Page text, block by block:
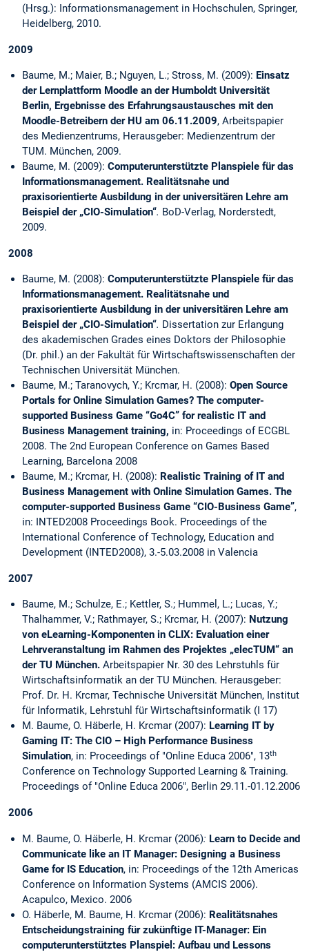
(Hrsg.): Informationsmanagement in Hochschulen, Springer,
Heidelberg, 2010.
2009
Baume, M.; Maier, B.; Nguyen, L.; Stross, M. (2009): Einsatz
der Lernplattform Moodle an der Humboldt Universität
Berlin, Ergebnisse des Erfahrungsaustausches mit den
Moodle-Betreibern der HU am 06.11.2009, Arbeitspapier
des Medienzentrums, Herausgeber: Medienzentrum der
TUM. München, 2009.
Baume, M. (2009): Computerunterstützte Planspiele für das
Informationsmanagement. Realitätsnahe und
praxisorientierte Ausbildung in der universitären Lehre am
Beispiel der „CIO-Simulation“. BoD-Verlag, Norderstedt,
2009.
2008
Baume, M. (2008): Computerunterstützte Planspiele für das
Informationsmanagement. Realitätsnahe und
praxisorientierte Ausbildung in der universitären Lehre am
Beispiel der „CIO-Simulation“. Dissertation zur Erlangung
des akademischen Grades eines Doktors der Philosophie
(Dr. phil.) an der Fakultät für Wirtschaftswissenschaften der
Technischen Universität München.
Baume, M.; Taranovych, Y.; Krcmar, H. (2008): Open Source
Portals for Online Simulation Games? The computer-
supported Business Game “Go4C” for realistic IT and
Business Management training, in: Proceedings of ECGBL
2008. The 2nd European Conference on Games Based
Learning, Barcelona 2008
Baume, M.; Krcmar, H. (2008): Realistic Training of IT and
Business Management with Online Simulation Games. The
computer-supported Business Game “CIO-Business Game”,
in: INTED2008 Proceedings Book. Proceedings of the
International Conference of Technology, Education and
Development (INTED2008), 3.-5.03.2008 in Valencia
2007
Baume, M.; Schulze, E.; Kettler, S.; Hummel, L.; Lucas, Y.;
Thalhammer, V.; Rathmayer, S.; Krcmar, H. (2007): Nutzung
von eLearning-Komponenten in CLIX: Evaluation einer
Lehrveranstaltung im Rahmen des Projektes „elecTUM“ an
der TU München. Arbeitspapier Nr. 30 des Lehrstuhls für
Wirtschaftsinformatik an der TU München. Herausgeber:
Prof. Dr. H. Krcmar, Technische Universität München, Institut
für Informatik, Lehrstuhl für Wirtschaftsinformatik (I 17)
M. Baume, O. Häberle, H. Krcmar (2007): Learning IT by
Gaming IT: The CIO – High Performance Business
Simulation, in: Proceedings of "Online Educa 2006", 13th
Conference on Technology Supported Learning & Training.
Proceedings of "Online Educa 2006", Berlin 29.11.-01.12.2006
2006
M. Baume, O. Häberle, H. Krcmar (2006): Learn to Decide and
Communicate like an IT Manager: Designing a Business
Game for IS Education, in: Proceedings of the 12th Americas
Conference on Information Systems (AMCIS 2006).
Acapulco, Mexico. 2006
O. Häberle, M. Baume, H. Krcmar (2006): Realitätsnahes
Entscheidungstraining für zukünftige IT-Manager: Ein
computerunterstütztes Planspiel: Aufbau und Lessons